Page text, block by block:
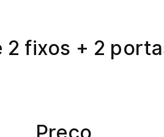
2 fixos + 2